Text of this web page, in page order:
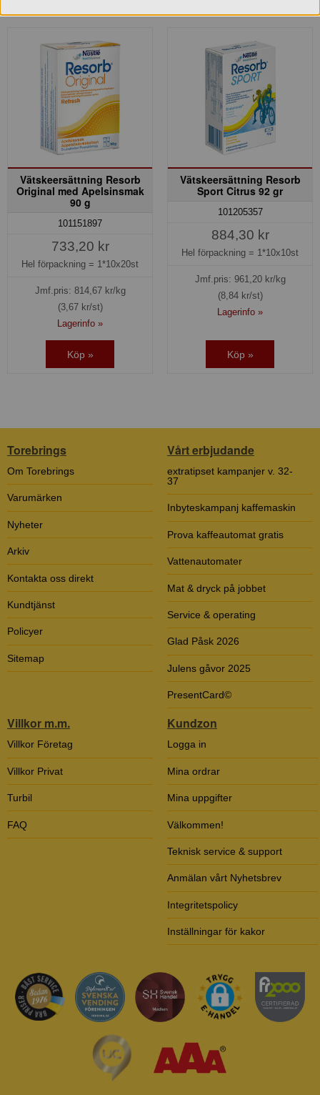
Vätskeersättning Resorb
Original med Apelsinsmak
90 g
101151897
733,20 kr
Hel förpackning = 1*10x20st
Jmf.pris: 814,67kr/kg
(3,67 kr/st)
Lagerinfo »
Köp »
Vätskeersättning Resorb
Sport Citrus 92 gr
101205357
884,30 kr
Hel förpackning = 1*10x10st
Jmf.pris: 961,20kr/kg
(8,84 kr/st)
Lagerinfo »
Köp »
Torebrings
Om Torebrings
Varumärken
Nyheter
Arkiv
Kontakta oss direkt
Kundtjänst
Policyer
Sitemap
Vårt erbjudande
extratipset kampanjer v. 32-
37
Inbyteskampanj kaffemaskin
Prova kaffeautomat gratis
Vattenautomater
Mat & dryck på jobbet
Service & operating
Glad Påsk 2026
Julens gåvor 2025
PresentCard©
Villkor m.m.
Villkor Företag
Villkor Privat
Turbil
FAQ
Kundzon
Logga in
Mina ordrar
Mina uppgifter
Välkommen!
Teknisk service & support
Anmälan vårt Nyhetsbrev
Integritetspolicy
Inställningar för kakor